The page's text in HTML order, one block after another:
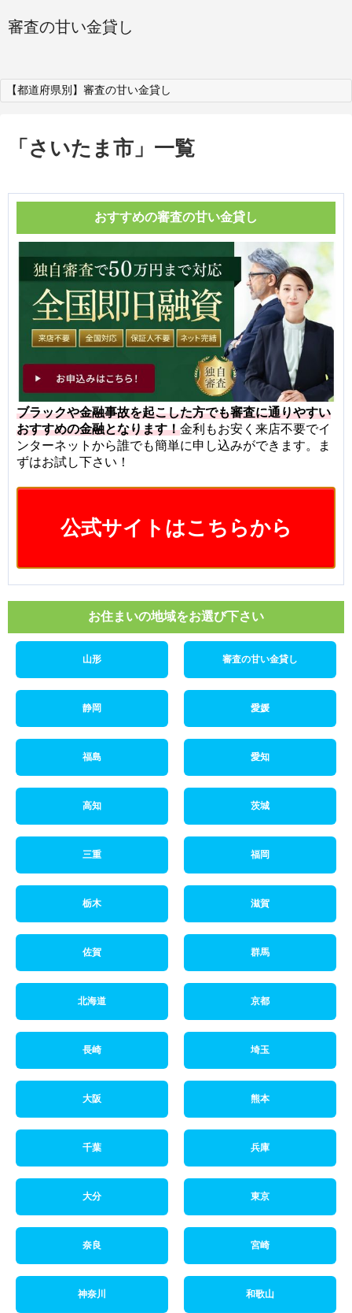
審査の甘い金貸し
【都道府県別】審査の甘い金貸し
「 さいたま市 」 一覧
おすすめの審査の甘い金貸し
ブラックや金融事故を起こした方でも審査に通りやすい
おすすめの金融となります！金利もお安く来店不要でイ
ンターネットから誰でも簡単に申し込みができます。ま
ずはお試し下さい！
公式サイトはこちらから
お住まいの地域をお選び下さい
山形 審査の甘い金貸し
静岡 愛媛
福島 愛知
高知 茨城
三重 福岡
栃木 滋賀
佐賀 群馬
北海道 京都
長崎 埼玉
大阪 熊本
千葉 兵庫
大分 東京
奈良 宮崎
神奈川 和歌山